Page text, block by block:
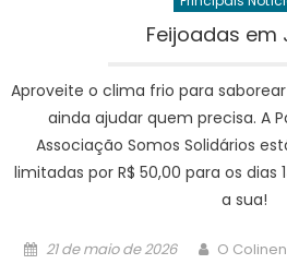
Feijoadas em
Aproveite o clima frio para
ainda ajudar quem precisa. A
Associação Somos Solidários
limitadas por R$ 50,00 para os dias
a sua!
Posted
21 de maio de 2026 Author
O